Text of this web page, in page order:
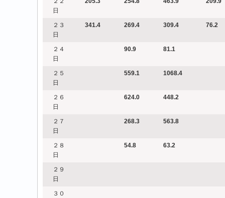
日
２３
日
341.4 269.4 309.4 76.2
２４
日
90.9 81.1
２５
日
559.1 1068.4
２６
日
624.0 448.2
２７
日
268.3 563.8
２８
日
54.8 63.2
２９
日
３０